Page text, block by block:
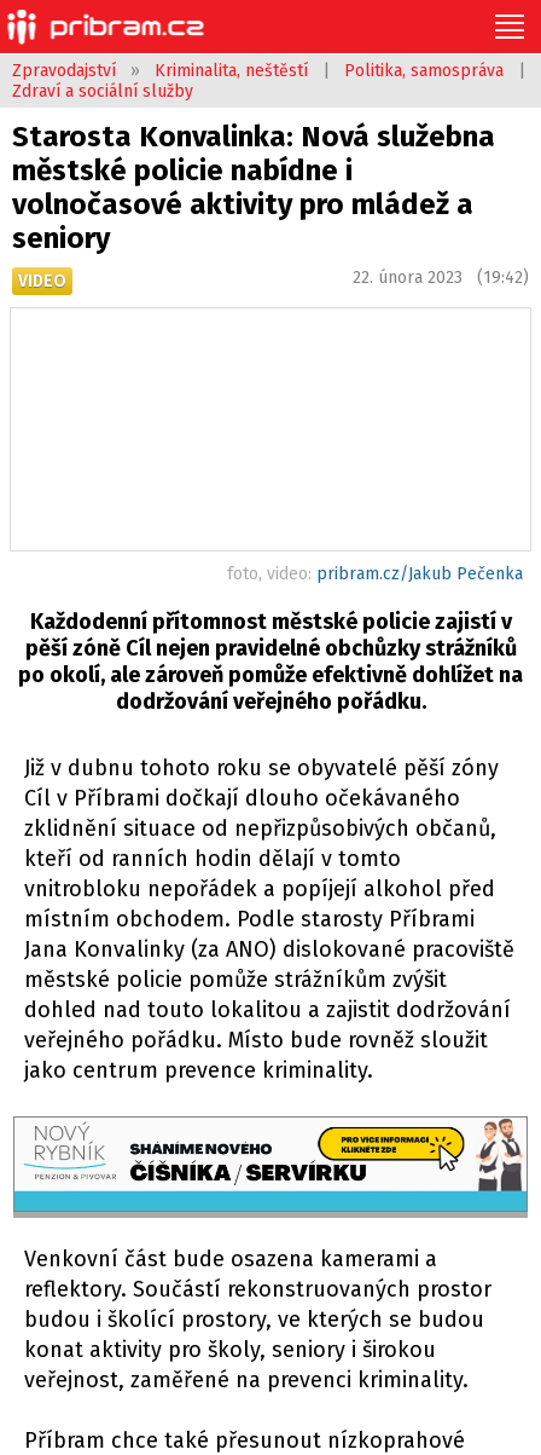
Zpravodajství » Kriminalita, neštěstí Politika, samospráva
Zdraví a sociální služby
Starosta Konvalinka: Nová služebna
městské policie nabídne i
volnočasové aktivity pro mládež a
seniory
VIDEO 22. února 2023 (19:42)
foto, video: pribram.cz/Jakub Pečenka
Každodenní přítomnost městské policie zajistí v
pěší zóně Cíl nejen pravidelné obchůzky strážníků
po okolí, ale zároveň pomůže efektivně dohlížet na
dodržování veřejného pořádku.
Již v dubnu tohoto roku se obyvatelé pěší zóny
Cíl v Příbrami dočkají dlouho očekávaného
zklidnění situace od nepřizpůsobivých občanů,
kteří od ranních hodin dělají v tomto
vnitrobloku nepořádek a popíjejí alkohol před
místním obchodem. Podle starosty Příbrami
Jana Konvalinky (za ANO) dislokované pracoviště
městské policie pomůže strážníkům zvýšit
dohled nad touto lokalitou a zajistit dodržování
veřejného pořádku. Místo bude rovněž sloužit
jako centrum prevence kriminality.
Venkovní část bude osazena kamerami a
reflektory. Součástí rekonstruovaných prostor
budou i školící prostory, ve kterých se budou
konat aktivity pro školy, seniory i širokou
veřejnost, zaměřené na prevenci kriminality.
Příbram chce také přesunout nízkoprahové